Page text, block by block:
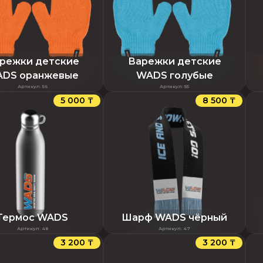
детские
оранжевые
Артикул: 56
Варежки детские
WADS голубые
Артикул: 55
5 000 ₸
WADS
Артикул: 48
8 500 ₸
Шарф WADS чёрный
Артикул: 47
3 200 ₸ 3 200 ₸